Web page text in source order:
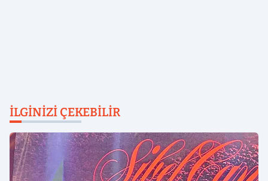
İLGINIZI ÇEKEBILIR